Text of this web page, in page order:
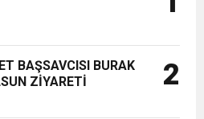
MESAJI
ERTELENDİ
BAŞSAVCISI BURAK
ZİYARETİ
2